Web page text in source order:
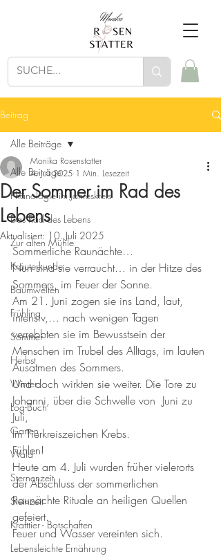
Beitrag
Alle Beiträge
Phänologie im Jahreskreis
Das Rad des Lebens
Zur alten Mühle
Kräuterkunde
Baumwelten
Frühling
Sommer
Herbst
Winter
Log-Buch
Garten
Wald
Sternenzeit
Steinzeit
Krafttier - Botschaften
Lebensleichte Ernährung
Alle Beiträge
Der Sommer im Rad des
Lebens
Monika Rosenstatter
4. Juli 2025 1 Min. Lesezeit
Aktualisiert: 10. Juli 2025
Sommerliche Raunächte…
Nun sind sie verraucht… in der Hitze des
Sommers, im Feuer der Sonne.
Am 21. Juni zogen sie ins Land, laut,
intensiv,… nach wenigen Tagen
verrebbten sie im Bewusstsein der
Menschen im Trubel des Alltags, im lauten
Ausatmen des Sommers.
Und doch wirkten sie weiter. Die Tore zu
Johanni, über die Schwelle von  Juni zu
Juli,
Im Tierkreiszeichen Krebs.
Fühlen!
Heute am 4. Juli wurden früher vielerorts
der Abschluss der sommerlichen
Raunächte Rituale an heiligen Quellen
gefeiert.
Feuer und Wasser vereinten sich.